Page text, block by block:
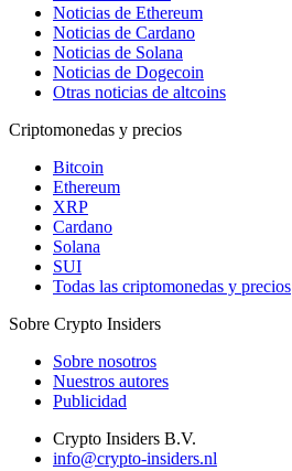
Noticias de Ethereum
Noticias de Cardano
Noticias de Solana
Noticias de Dogecoin
Otras noticias de altcoins
Criptomonedas y precios
Bitcoin
Ethereum
XRP
Cardano
Solana
SUI
Todas las criptomonedas y precios
Sobre Crypto Insiders
Sobre nosotros
Nuestros autores
Publicidad
Crypto Insiders B.V.
info@crypto-insiders.nl